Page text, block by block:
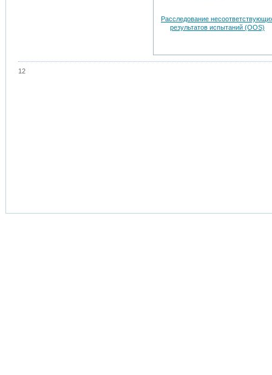
Расследование
результатов испытаний (OOS)
12